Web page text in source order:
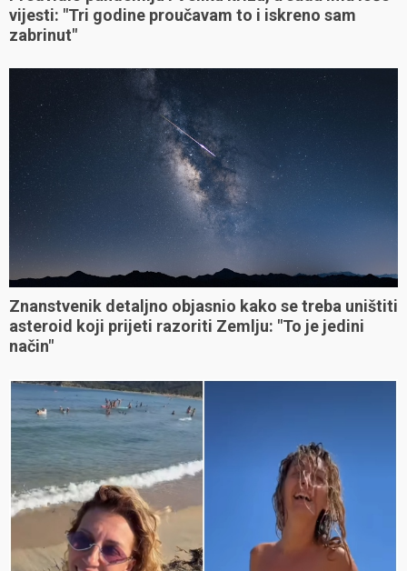
vijesti: "Tri godine proučavam to i iskreno sam
zabrinut"
Znanstvenik detaljno objasnio kako se treba uništiti
asteroid koji prijeti razoriti Zemlju: "To je jedini
način"